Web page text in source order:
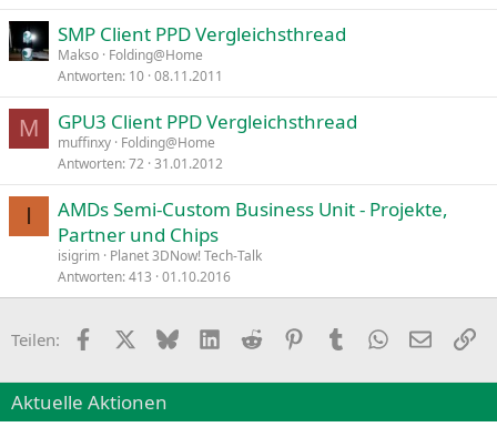
SMP Client PPD Vergleichsthread
Makso Folding@Home
Antworten 10 08.11.2011
M GPU3 Client PPD Vergleichsthread
muffinxy Folding@Home
Antworten 72 31.01.2012
I
AMDs Semi-Custom Business Unit - Projekte,
Partner und Chips
isigrim Planet 3DNow! Tech-Talk
Antworten 413 01.10.2016
Teilen: Facebook BlueskyLinkedIn
Reddit PinterestTumblr WhatsApp
E-Mail
Aktuelle Aktionen